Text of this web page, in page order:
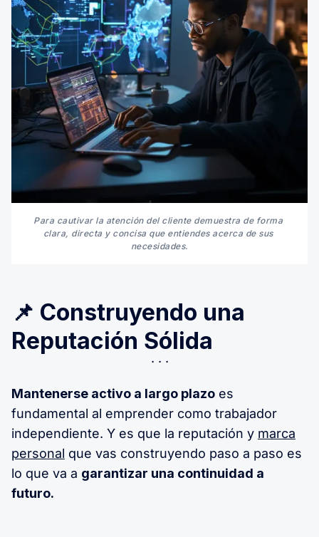
Para cautivar la atención del cliente demuestra de forma
clara, directa y concisa que entiendes acerca de sus
necesidades.
📌 Construyendo una
Reputación Sólida
Mantenerse activo a largo plazo es
fundamental al emprender como trabajador
independiente. Y es que la reputación y marca
personal que vas construyendo paso a paso es
lo que va a garantizar una continuidad a
futuro.